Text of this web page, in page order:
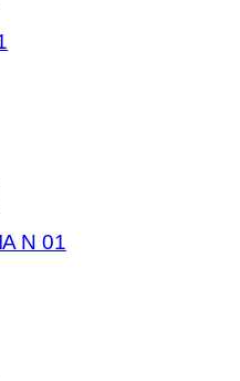
N 01